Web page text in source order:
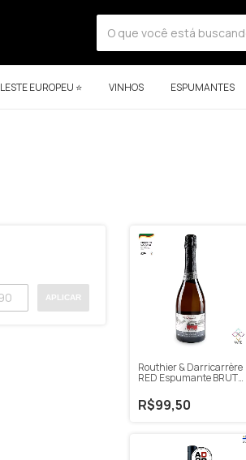
LESTE EUROPEU ⭐ VINHOS ESPUMANTES
APLICAR
Routhier & Darricarrère
RED Espumante BRUT
R$99,50